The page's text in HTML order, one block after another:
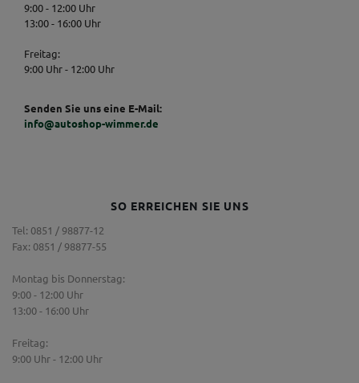
9:00 - 12:00 Uhr
13:00 - 16:00 Uhr
Freitag:
9:00 Uhr - 12:00 Uhr
Senden Sie uns eine E-Mail:
info@autoshop-wimmer.de
SO ERREICHEN SIE UNS
Tel: 0851 / 98877-12
Fax: 0851 / 98877-55
Montag bis Donnerstag:
9:00 - 12:00 Uhr
13:00 - 16:00 Uhr
Freitag:
9:00 Uhr - 12:00 Uhr